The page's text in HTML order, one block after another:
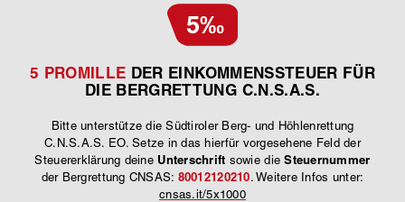
5‰
5 PROMILLE DER EINKOMMENSSTEUER FÜR
DIE BERGRETTUNG C.N.S.A.S.
Bitte unterstütze die Südtiroler Berg- und Höhlenrettung
C.N.S.A.S. EO. Setze in das hierfür vorgesehene Feld der
Steuererklärung deine Unterschrift sowie dieSteuernummer
der Bergrettung CNSAS: 80012120210. Weitere Infos unter:
cnsas.it/5x1000